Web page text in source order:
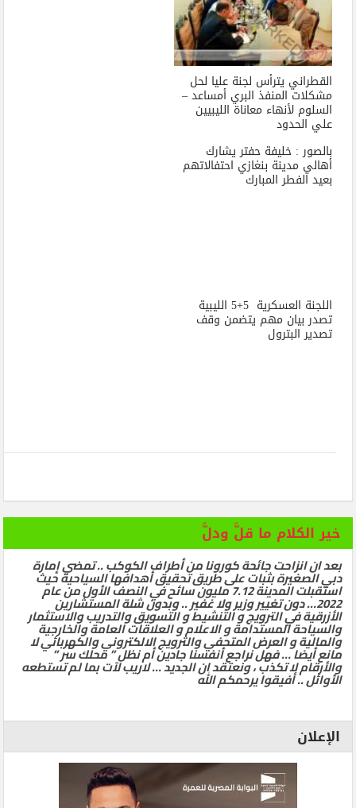
القطراني يترأس لجنة عليا لحل
مشكلات المنفذ البري أمساعد –
السلوم لأنهاء معاناة الليبيين
علي الحدود
بالصور : خليفة حفتر يشارك
أهالي مدينة بنغازي احتفالاتهم
بعيد الفطر المبارك
اللجنة العسكرية 5+5 الليبية
تصدر بيان مهم يتضمن وقف
تصدير البترول
خير الكلام ما قلَّ ودلَّ
بعد ان انزاحت جائحة كورونا من أطراف الكوكب .. تمضي إمارة
دبي الصغيرة بثبات على طريق تحقيق أهدافها السياحية حيث
استقبلت المدينة 7.12 مليون سائح في النصف الأول من عام
2022… دون تغيير وزير ولا غفير .. وبدون شلة المستشارين
الأزرقية في الترويج و التنشيط و التسويق والتدريب والاستثمار
والسياحة المستدامة و الاعلام و العلاقات العامة والخارجية
والمالية و العرض المتحفي والترويج الالكتروني والكهربائي لا
مانع أيضا … فهل نراجع أنفسنا جادين أم نظل ” محلك سر ”
والأرقام لا تكذب ، ونعتقد ان الجديد … لاريب لآت بما لم تستطعه
الأوائل .. أفيقوا يرحمكم الله
الإعلان